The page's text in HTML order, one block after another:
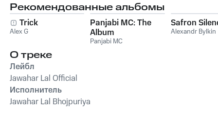
Рекомендованные альбомы
Trick
Alex G
Panjabi MC: The
Album
Panjabi MC
Safron
Alexandr Bylkin
О треке
Лейбл
Jawahar Lal Official
Исполнитель
Jawahar Lal Bhojpuriya